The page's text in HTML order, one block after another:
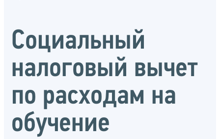
Социальный
налоговый вычет
по расходам на
обучение